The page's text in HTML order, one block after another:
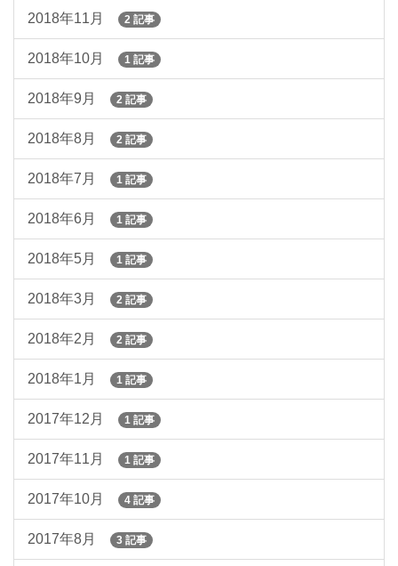
2018年11月 2 記事
2018年10月 1 記事
2018年9月 2 記事
2018年8月 2 記事
2018年7月 1 記事
2018年6月 1 記事
2018年5月 1 記事
2018年3月 2 記事
2018年2月 2 記事
2018年1月 1 記事
2017年12月 1 記事
2017年11月 1 記事
2017年10月 4 記事
2017年8月 3 記事